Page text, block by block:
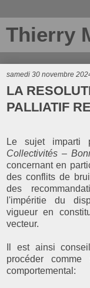
Thierry
samedi 30 novembre
LA
PALLIATIF
Le sujet imparti
Collectivités –
concernant en
des conflits de
des
l'impéritie du
vigueur en
vecteur.
Il est ainsi
procéder
comportemental: